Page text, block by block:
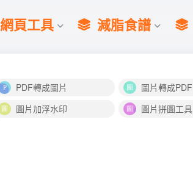
網頁工具 減脂食譜
PDF轉成圖片 圖片轉成PDF
圖片加浮水印 圖片拼圖工具